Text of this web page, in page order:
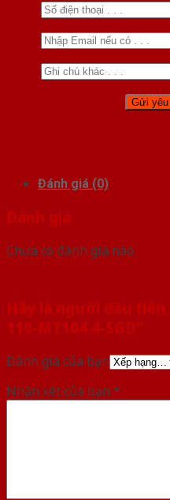
Đánh giá (0)
Đánh giá
Chưa có đánh giá nào.
Hãy là người đầu tiên
110-MT104 4-SGD”
Đánh giá của bạn
Nhận xét của bạn *